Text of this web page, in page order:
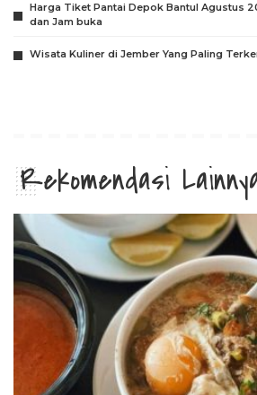
Harga Tiket Pantai Depok Bantul Agustus
dan Jam buka
Wisata Kuliner di Jember Yang Paling
Rekomendasi